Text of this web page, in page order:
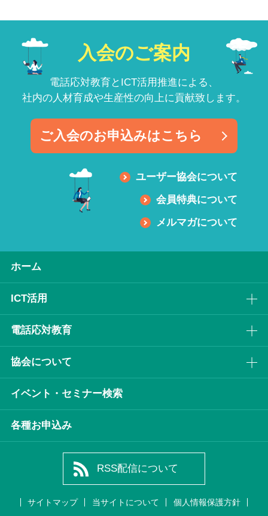
入会のご案内
電話応対教育とICT活用推進による、
社内の人材育成や生産性の向上に貢献致します。
ご入会のお申込みはこちら
ユーザー協会について
会員特典について
メルマガについて
ホーム
ICT活⽤
電話応対教育
協会について
イベント・セミナー検索
各種お申込み
RSS配信について
サイトマップ 当サイトについて 個人情報保護方針